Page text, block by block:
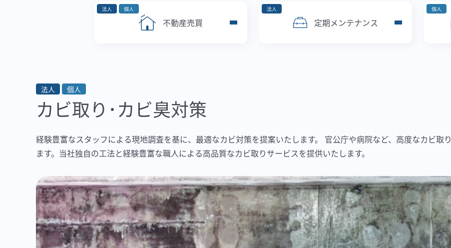
法人 個人
不動産売買
法人
定期メンテナンス
個人
法人 個人
カビ取り･カビ臭対策
経験豊富なスタッフによる現地調査を基に、最適なカビ対策を提案いたします。 官公庁や病院など、高度なカビ取
ます。当社独自の工法と経験豊富な職人による高品質なカビ取りサービスを提供いたします。